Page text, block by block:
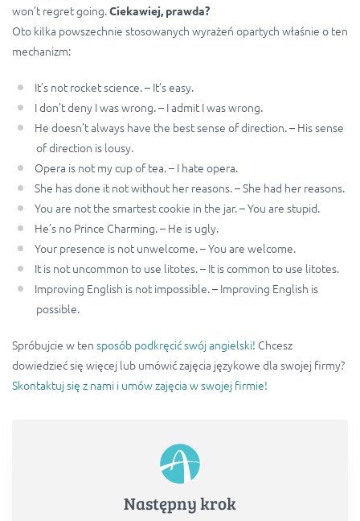
won’t regret going.Ciekawiej, prawda?
Oto kilka powszechnie stosowanych wyrażeń opartych właśnie o ten
mechanizm:
It’s not rocket science. – It’s easy.
I don’t deny I was wrong. – I admit I was wrong.
He doesn’t always have the best sense of direction. – His sense
of direction is lousy.
Opera is not my cup of tea. – I hate opera.
She has done it not without her reasons. – She had her reasons.
You are not the smartest cookie in the jar. – You are stupid.
He’s no Prince Charming. – He is ugly.
Your presence is not unwelcome. – You are welcome.
It is not uncommon to use litotes. – It is common to use litotes.
Improving English is not impossible. – Improving English is
possible.
Spróbujcie w ten sposób podkręcić swój angielski! Chcesz
dowiedzieć się więcej lub umówić zajęcia językowe dla swojej firmy?
Skontaktuj się z nami i umów zajęcia w swojej firmie!
Następny krok